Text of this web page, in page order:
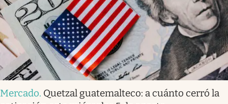
Mercado. Quetzal guatemalteco: a cuánto cerró la